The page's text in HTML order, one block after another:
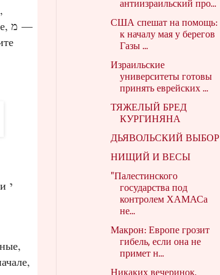
антиизраильский про...
США спешат на помощь:
к началу мая у берегов
Газы ...
Израильские
университеты готовы
принять еврейских ...
ТЯЖЕЛЫЙ БРЕД
КУРГИНЯНА
ДЬЯВОЛЬСКИЙ ВЫБОР
НИЩИЙ И ВЕСЫ
"Палестинского
государства под
контролем ХАМАСа
не...
Макрон: Европе грозит
гибель, если она не
примет н...